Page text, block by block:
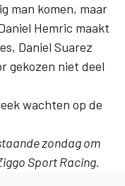
man komen, maar
Hemric maakt
Daniel Suarez
gekozen niet deel
wachten op de
zondag om
Sport Racing.